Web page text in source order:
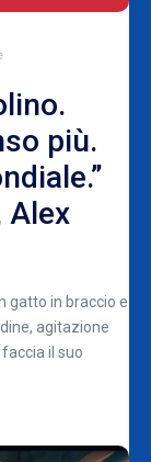
più.
Alex
gatto in braccio e
agitazione
il suo